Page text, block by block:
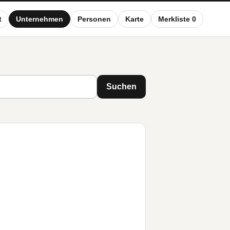
Unternehmen Personen Karte Merkliste 0
Suchen